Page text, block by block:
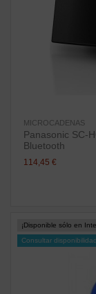
MICROCADENAS
Panasonic SC-
Bluetooth
114,45 €
¡Disponible sólo en
Consultar disponibilidad